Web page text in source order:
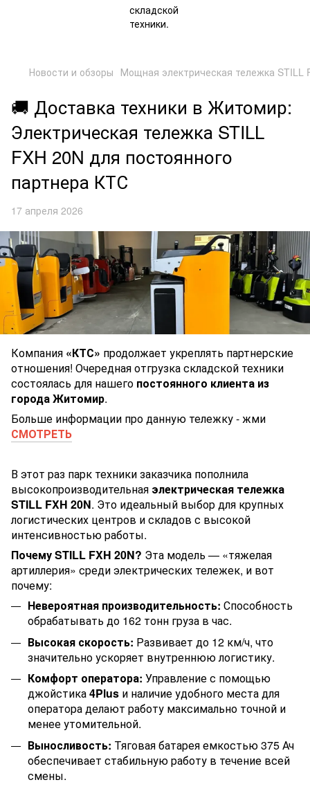
Новости и обзоры Мощная электрическая тележка STILL
🚚 Доставка техники в Житомир:
Электрическая тележка STILL
FXH 20N для постоянного
партнера КТС
17 апреля 2026
Компания «КТС» продолжает укреплять партнерские
отношения! Очередная отгрузка складской техники
состоялась для нашего постоянного клиента из
города Житомир.
Больше информации про данную тележку - жми
СМОТРЕТЬ
В этот раз парк техники заказчика пополнила
высокопроизводительная электрическая тележка
STILL FXH 20N. Это идеальный выбор для крупных
логистических центров и складов с высокой
интенсивностью работы.
Почему STILL FXH 20N? Эта модель — «тяжелая
артиллерия» среди электрических тележек, и вот
почему:
Невероятная производительность: Способность
обрабатывать до 162 тонн груза в час.
Высокая скорость: Развивает до 12 км/ч, что
значительно ускоряет внутреннюю логистику.
Комфорт оператора: Управление с помощью
джойстика4Plus и наличие удобного места для
оператора делают работу максимально точной и
менее утомительной.
Выносливость: Тяговая батарея емкостью 375 Ач
обеспечивает стабильную работу в течение всей
смены.